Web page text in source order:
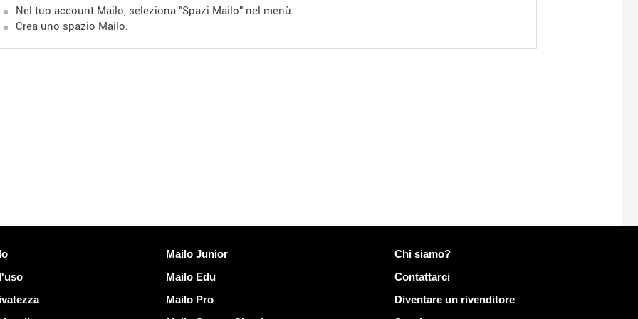
Nel tuo account Mailo, seleziona "Spazi Mailo" nel menù.
Crea uno spazio Mailo.
Scoprire Mailo
Mailo Junior
Mailo Edu
Mailo Pro
Più informazioni su Mailo
Chi siamo?
Contattarci
Diventare un rivenditore